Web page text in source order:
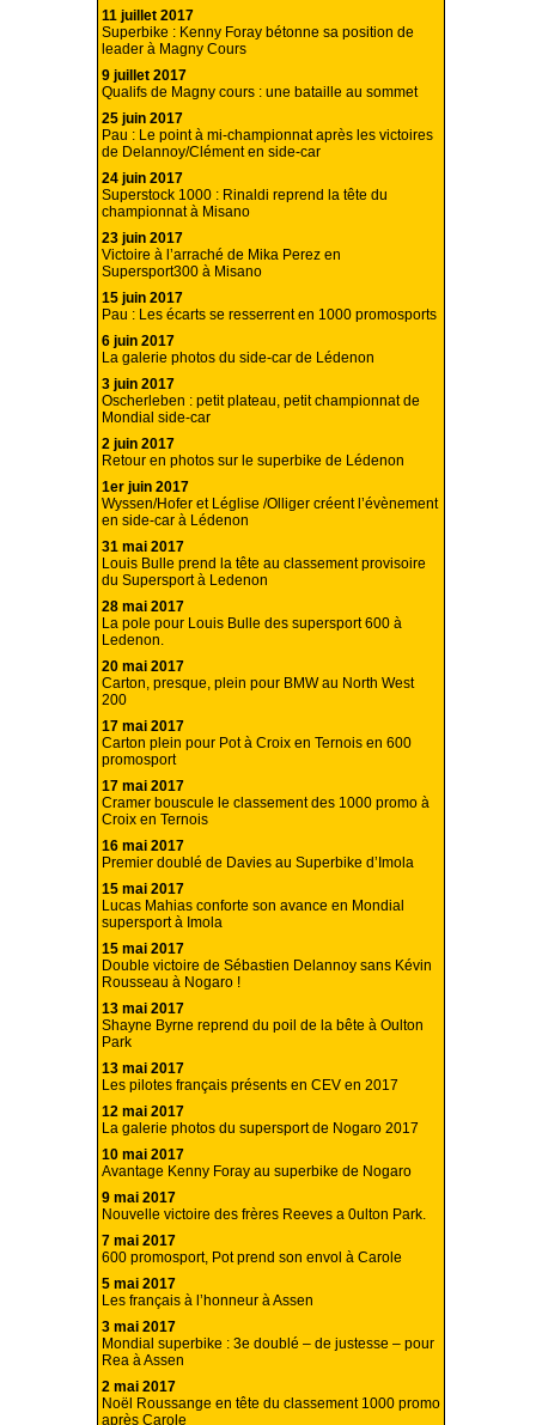
11 juillet 2017
Superbike : Kenny Foray bétonne sa position de
leader à Magny Cours
9 juillet 2017
Qualifs de Magny cours : une bataille au sommet
25 juin 2017
Pau : Le point à mi-championnat après les victoires
de Delannoy/Clément en side-car
24 juin 2017
Superstock 1000 : Rinaldi reprend la tête du
championnat à Misano
23 juin 2017
Victoire à l’arraché de Mika Perez en
Supersport300 à Misano
15 juin 2017
Pau : Les écarts se resserrent en 1000 promosports
6 juin 2017
La galerie photos du side-car de Lédenon
3 juin 2017
Oscherleben : petit plateau, petit championnat de
Mondial side-car
2 juin 2017
Retour en photos sur le superbike de Lédenon
1er juin 2017
Wyssen/Hofer et Léglise /Olliger créent l’évènement
en side-car à Lédenon
31 mai 2017
Louis Bulle prend la tête au classement provisoire
du Supersport à Ledenon
28 mai 2017
La pole pour Louis Bulle des supersport 600 à
Ledenon.
20 mai 2017
Carton, presque, plein pour BMW au North West
200
17 mai 2017
Carton plein pour Pot à Croix en Ternois en 600
promosport
17 mai 2017
Cramer bouscule le classement des 1000 promo à
Croix en Ternois
16 mai 2017
Premier doublé de Davies au Superbike d’Imola
15 mai 2017
Lucas Mahias conforte son avance en Mondial
supersport à Imola
15 mai 2017
Double victoire de Sébastien Delannoy sans Kévin
Rousseau à Nogaro !
13 mai 2017
Shayne Byrne reprend du poil de la bête à Oulton
Park
13 mai 2017
Les pilotes français présents en CEV en 2017
12 mai 2017
La galerie photos du supersport de Nogaro 2017
10 mai 2017
Avantage Kenny Foray au superbike de Nogaro
9 mai 2017
Nouvelle victoire des frères Reeves a 0ulton Park.
7 mai 2017
600 promosport, Pot prend son envol à Carole
5 mai 2017
Les français à l’honneur à Assen
3 mai 2017
Mondial superbike : 3e doublé – de justesse – pour
Rea à Assen
2 mai 2017
Noël Roussange en tête du classement 1000 promo
après Carole